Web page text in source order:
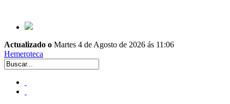
Actualizado o Martes 4 de Agosto de 2026 ás 11:06
Hemeroteca